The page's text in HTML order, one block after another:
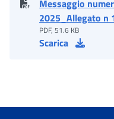
Messaggio
2025_Allegato n
PDF, 51.6 KB
Scarica